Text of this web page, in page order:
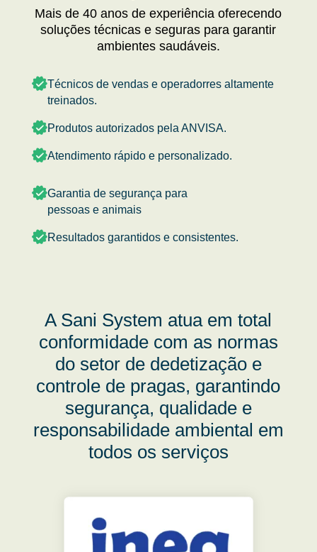
Mais de 40 anos de experiência oferecendo
soluções técnicas e seguras para garantir
ambientes saudáveis.
Técnicos de vendas e operadorres altamente
treinados.
Produtos autorizados pela ANVISA.
Atendimento rápido e personalizado.
Garantia de segurança para
pessoas e animais
Resultados garantidos e consistentes.
A Sani System atua em total
conformidade com as normas
do setor de dedetização e
controle de pragas, garantindo
segurança, qualidade e
responsabilidade ambiental em
todos os serviços